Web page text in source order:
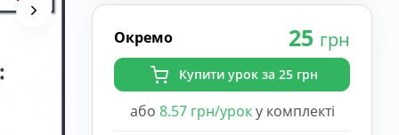
Окремо 25 грн
Купити урок за 25 грн
або 8.57 грн/уроку комплекті